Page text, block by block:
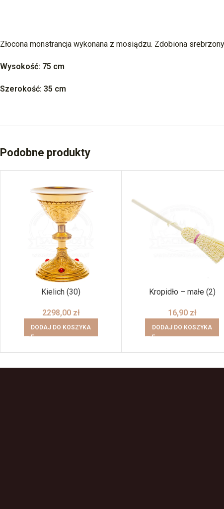
Złocona monstrancja wykonana z mosiądzu. Zdobiona
Wysokość: 75 cm
Szerokość: 35 cm
Podobne produkty
Kielich (30)
2298,00 zł
DODAJ DO KOSZYKA
Kropidło – małe (2)
16,90 zł
DODAJ DO KOSZYKA